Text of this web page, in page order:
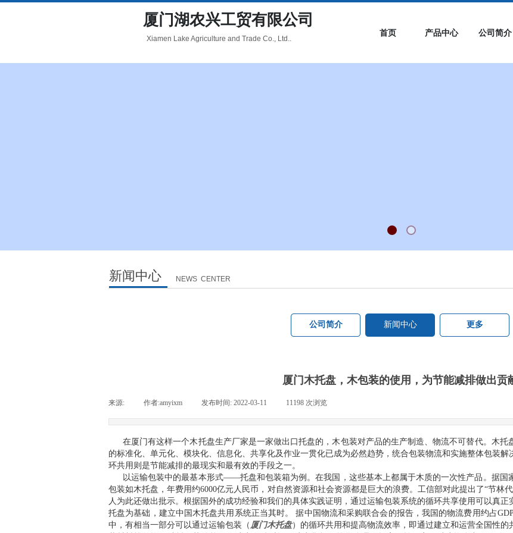
Xiamen Lake Agriculture and Trade Co., Ltd..
厦门湖农兴工贸有限公司
首页 产品中心 公司简介
新闻中心 NEWS CENTER
公司简介 新闻中心 更多
厦门木托盘，木包装的使用，为节能减排做出贡
来源: 作者:amyixm 发布时间: 2022-03-11 11198 次浏览
在厦门有这样一个木托盘生产厂家是一家做出口托盘的 ，木包装对产品的生产制造、物流不可替代。木
的标准化、单元化、模块化、信息化、共享化及作业一贯化已成为必然趋势，统合包装物流和实施整体包装
环共用则是节能减排的最现实和最有效的手段之一。
以运输包装中的最基本形式——托盘和包装箱为例。在我国，这些基本上都属于木质的一次性产品。据国
包装如木托盘，年费用约6000亿元人民币，对自然资源和社会资源都是巨大的浪费。工信部对此提出了“节林
人为此还做出批示。根据国外的成功经验和我们的具体实践证明，通过运输包装系统的循环共享使用可以真
托盘为基础，建立中国木托盘共用系统正当其时。 据中国物流和采购联合会的报告，我国的物流费用约占
中，有相当一部分可以通过运输包装（ 厦门木托盘）的循环共用和提高物流效率，即通过建立和运营全国性